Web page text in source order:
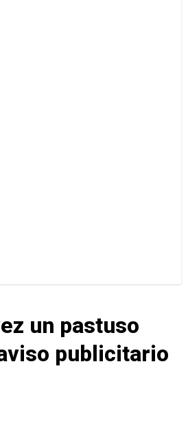
un pastuso
publicitario